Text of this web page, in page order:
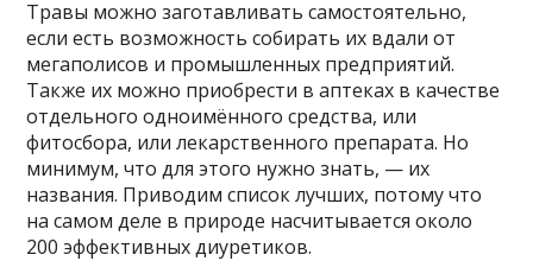
Травы можно заготавливать самостоятельно,
если есть возможность собирать их вдали от
мегаполисов и промышленных предприятий.
Также их можно приобрести в аптеках в качестве
отдельного одноимённого средства, или
фитосбора, или лекарственного препарата. Но
минимум, что для этого нужно знать, — их
названия. Приводим список лучших, потому что
на самом деле в природе насчитывается около
200 эффективных диуретиков.